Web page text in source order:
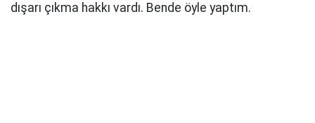
dışarı çıkma hakkı vardı. Bende öyle yaptım.